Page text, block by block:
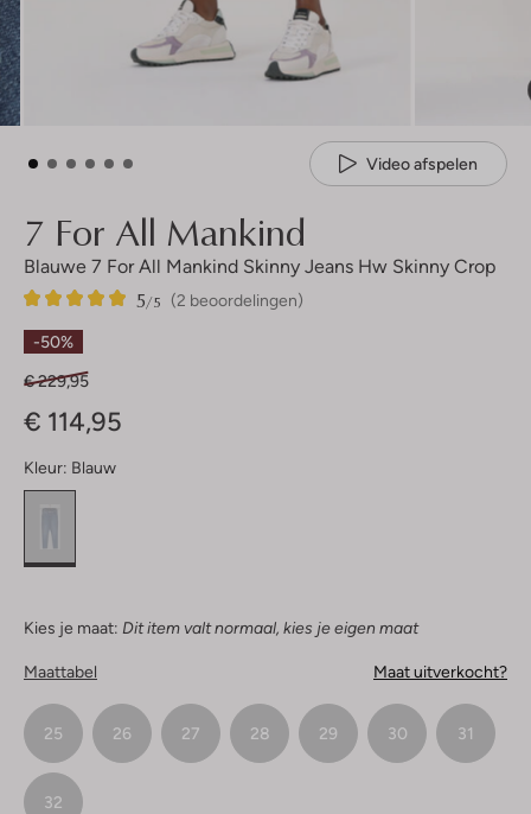
Video afspelen
7 For All Mankind
Blauwe 7 For All Mankind Skinny Jeans Hw Skinny Crop
(2 beoordelingen)
5/5
2
5
Sterren
-50%
€ 229,95
€ 114,95
Kleur: Blauw
Kies je maat: Dit item valt normaal, kies je eigen maat
Maattabel Maat uitverkocht?
25 26 27 28 29 30 31
32